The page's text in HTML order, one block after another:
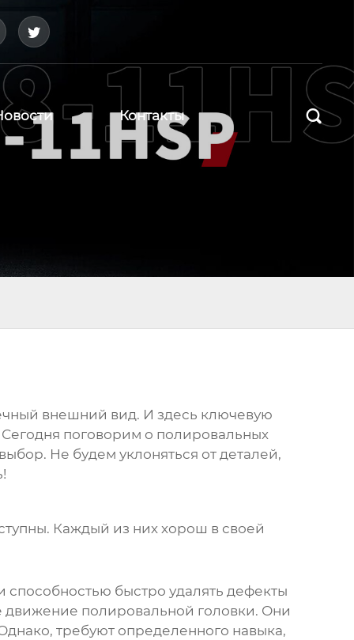

Контакты 
внешний вид. И здесь ключевую
поговорим о полировальных
Не будем уклоняться от деталей,
Каждый из них хорош в своей
быстро удалять дефекты
движение полировальной головки. Они
требуют определенного навыка,